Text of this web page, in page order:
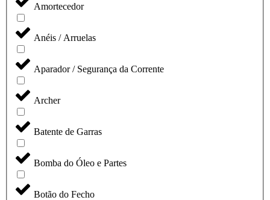
Amortecedor
Anéis / Arruelas
Aparador / Segurança da Corrente
Archer
Batente de Garras
Bomba do Óleo e Partes
Botão do Fecho